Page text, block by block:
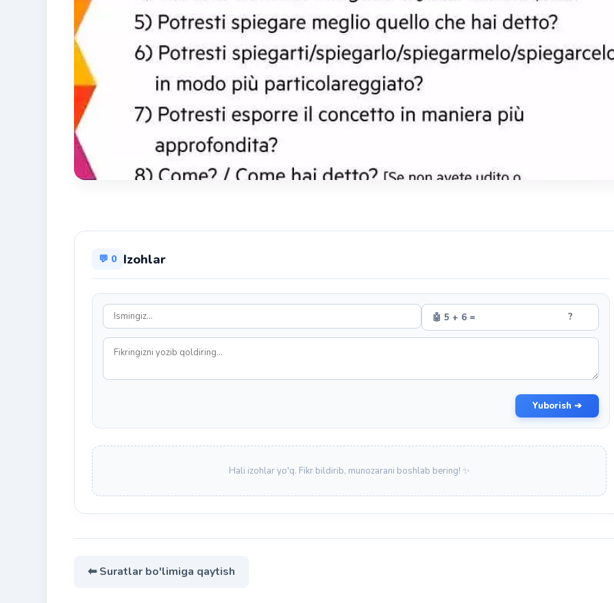
💬 0 Izohlar
🤖 5 + 6 =
Yuborish ➔
Hali izohlar yo'q. Fikr bildirib, munozarani boshlab bering! ✨
⬅ Suratlar bo'limiga qaytish